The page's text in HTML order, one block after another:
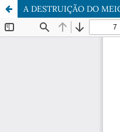
A DESTRUIÇÃO DO